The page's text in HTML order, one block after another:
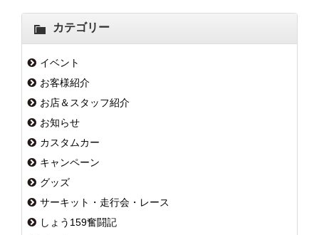
カテゴリー
イベント
お客様紹介
お店＆スタッフ紹介
お知らせ
カスタムカー
キャンペーン
グッズ
サーキット・走行会・レース
しょう159奮闘記